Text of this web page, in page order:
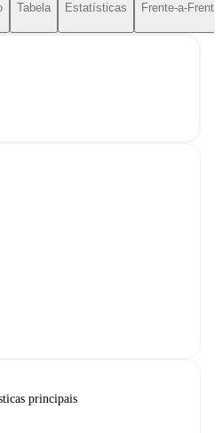
Tabela Estatísticas Frente-a-Frente
principais